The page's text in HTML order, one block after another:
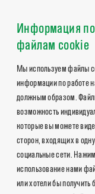
Информация
файлам cookie
Мы используем файлы
информации по работе
должным образом.
возможность
которые вы можете
сторон, входящих в
социальные сети.
использование нами
или хотели бы